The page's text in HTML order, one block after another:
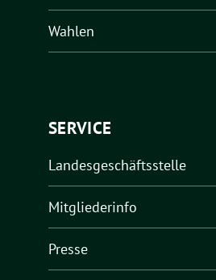
Wahlen
SERVICE
Landesgeschäftsstelle
Mitgliederinfo
Presse